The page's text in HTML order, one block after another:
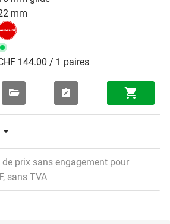
mm
144.00 / 1 paires
prix sans engagement pour
sans TVA